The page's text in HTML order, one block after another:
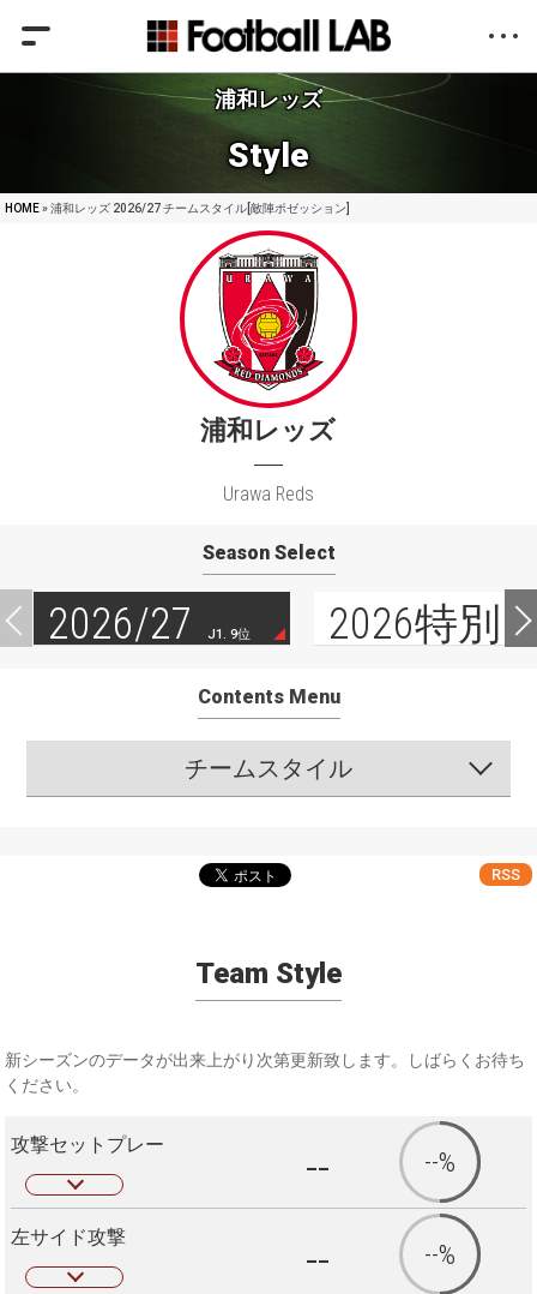
浦和レッズ
Style
HOME» 浦和レッズ 2026/27 チームスタイル[敵陣ポゼッション]
浦和レッズ
Urawa Reds
Season Select
2026/27 J1. 9位 2026特別
Contents Menu
チームスタイル
RSS
Team Style
新シーズンのデータが出来上がり次第更新致します。しばらくお待ち
ください。
攻撃セットプレー -- --%
左サイド攻撃 -- --%